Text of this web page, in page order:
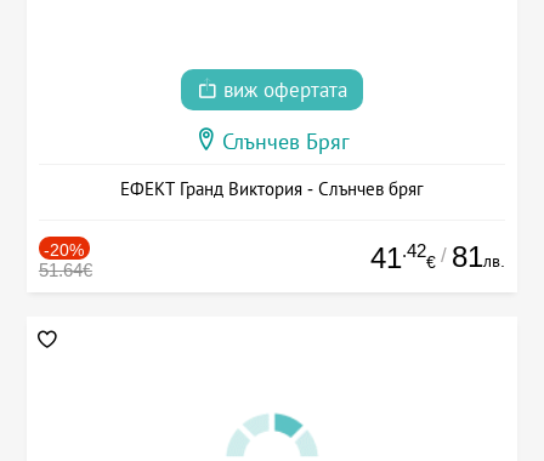
виж офертата
Слънчев Бряг
ЕФЕКТ Гранд Виктория - Слънчев бряг
-20%
51.64€ 41.42
€ / 81лв.